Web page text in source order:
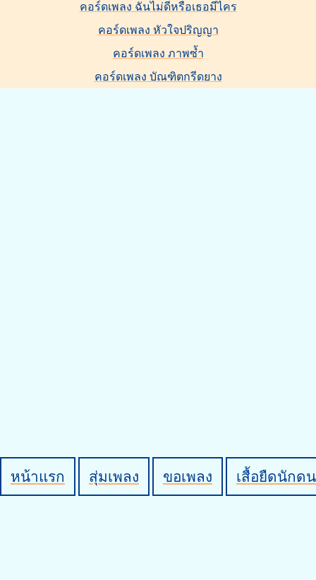
คอร์ดเพลง ฉันไม่ดีหรือเธอมีไคร
คอร์ดเพลง หัวใจปริญญา
คอร์ดเพลง ภาพซ้ำ
คอร์ดเพลง บัณฑิตกรีดยาง
หน้าแรก สุ่มเพลง ขอเพลง เสื้อยืดนักด